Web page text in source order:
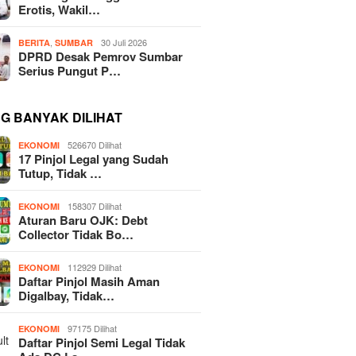
Erotis, Wakil…
BERITA ,SUMBAR 30 Juli 2026
DPRD Desak Pemrov Sumbar
Serius Pungut P…
BANYAK DILIHAT
EKONOMI 526670 Dilihat
17 Pinjol Legal yang Sudah
Tutup, Tidak …
EKONOMI 158307 Dilihat
Aturan Baru OJK: Debt
Collector Tidak Bo…
EKONOMI 112929 Dilihat
Daftar Pinjol Masih Aman
Digalbay, Tidak…
EKONOMI 97175 Dilihat
Daftar Pinjol Semi Legal Tidak